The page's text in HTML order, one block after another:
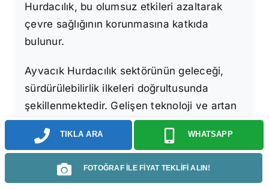
Hurdacılık, bu olumsuz etkileri azaltarak
çevre sağlığının korunmasına katkıda
bulunur.
Ayvacık Hurdacılık sektörünün geleceği,
sürdürülebilirlik ilkeleri doğrultusunda
şekillenmektedir. Gelişen teknoloji ve artan
çevre bilinci, hurdacılık faaliyetlerinin daha
verimli, çevre dostu ve sosyal açıdan adil
yönetim sistemlerinin geliştirilmesi, atıkların
TIKLA ARA WHATSAPP
FOTOĞRAF İLE FİYAT TEKLİFİ ALIN!